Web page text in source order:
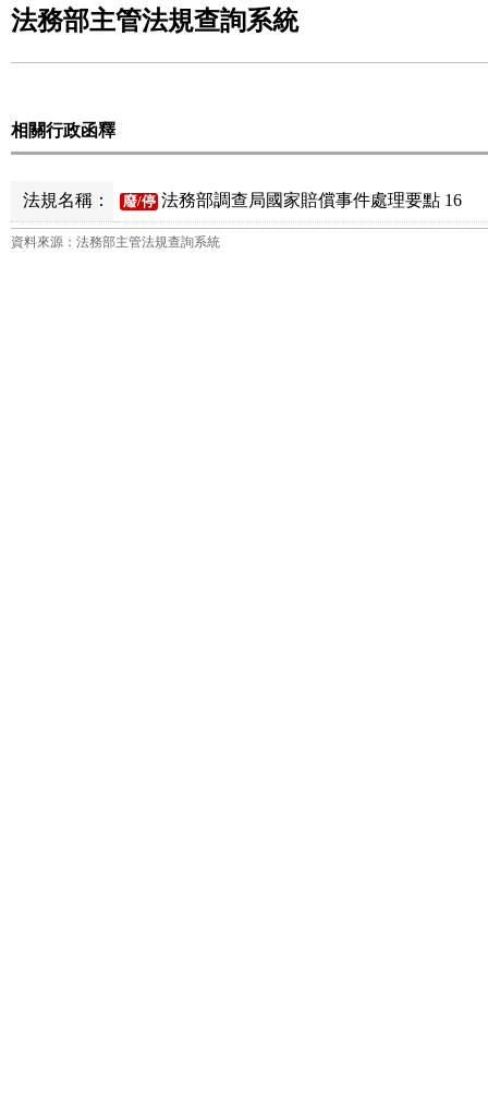
法務部主管法規查詢系統
相關行政函釋
法規名稱： 廢/停 法務部調查局國家賠償事件處理要點 16
資料來源：法務部主管法規查詢系統